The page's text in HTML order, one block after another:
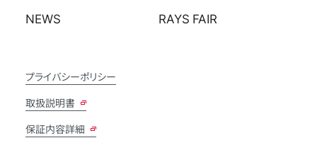
NEWS RAYS FAIR
プライバシーポリシー
取扱説明書
保証内容詳細